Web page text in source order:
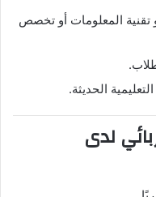
المعلومات أو تخصص
الحديثة.
لدى